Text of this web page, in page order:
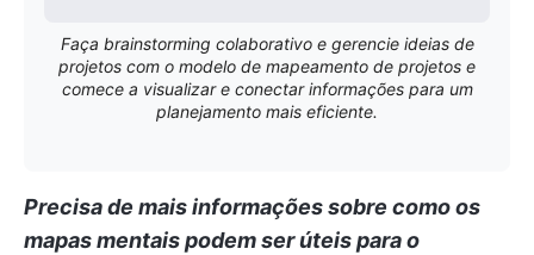
Faça brainstorming colaborativo e gerencie ideias de
projetos com o modelo de mapeamento de projetos e
comece a visualizar e conectar informações para um
planejamento mais eficiente.
Precisa de mais informações sobre como os
mapas mentais podem ser úteis para o